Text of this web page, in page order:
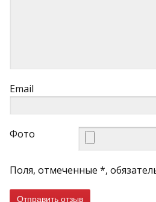
Email
Фото
Поля, отмеченные *,
Отправить отзыв